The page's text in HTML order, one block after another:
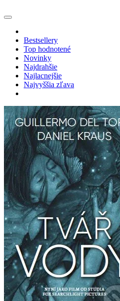
Bestsellery
Top hodnotené
Novinky
Najdrahšie
Najlacnejšie
Najvyššia zľava